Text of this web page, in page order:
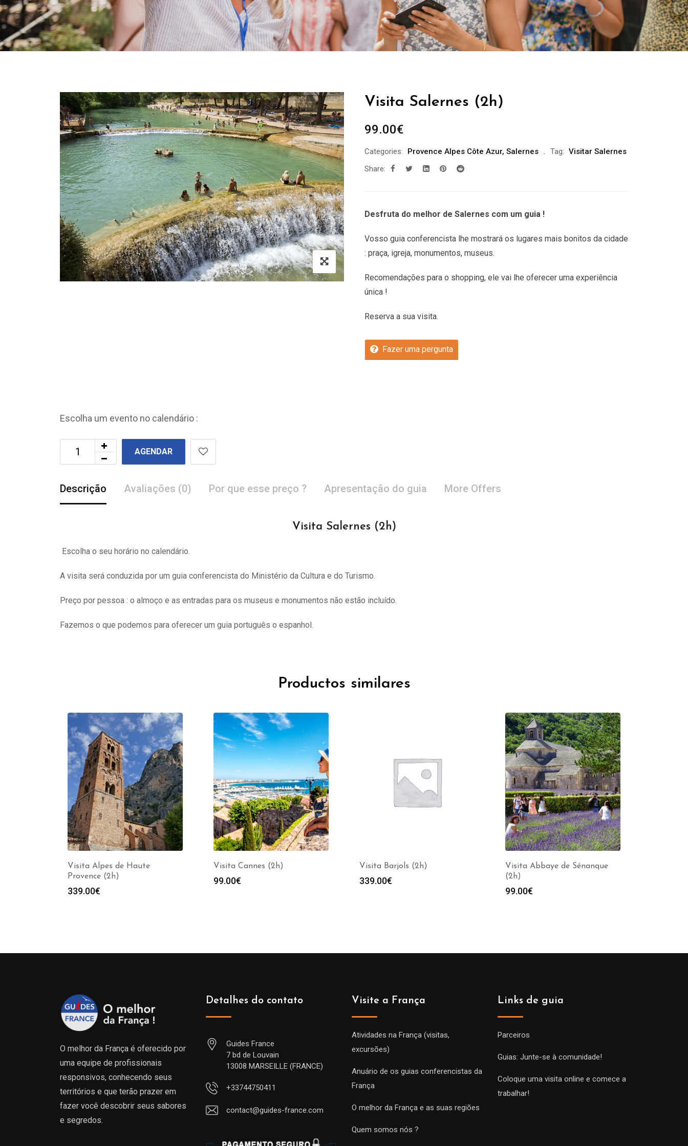
Visita Salernes (2h)
99.00€
Categories: Provence Alpes Côte Azur, Salernes Tag: Visitar Salernes
Share:
Desfruta do melhor de Salernes com um guia !
Vosso guia conferencista lhe mostrará os lugares mais bonitos da cidade
: praça, igreja, monumentos, museus.
Recomendações para o shopping, ele vai lhe oferecer uma experiência
única !
Reserva a sua visita.
Fazer uma pergunta
Escolha um evento no calendário :
AGENDAR
Descrição Avaliações (0) Por que esse preço ? Apresentação do guia More Offers
Visita Salernes (2h)
Escolha o seu horário no calendário.
A visita será conduzida por um guia conferencista do Ministério da Cultura e do Turismo.
Preço por pessoa : o almoço e as entradas para os museus e monumentos não estão incluído.
Fazemos o que podemos para oferecer um guia português o espanhol.
Productos similares
Visita Alpes de Haute
Provence (2h)
339.00€
Visita Cannes (2h)
99.00€
Visita Barjols (2h)
339.00€
Visita Abbaye de Sénanque
(2h)
99.00€
O melhor da França é oferecido por
uma equipe de profissionais
responsivos, conhecendo seus
territórios e que terão prazer em
fazer você descobrir seus sabores
e segredos.
Detalhes do contato
Guides France
7 bd de Louvain
13008 MARSEILLE (FRANCE)
+33744750411
contact@guides-france.com
Visite a França
Atividades na França (visitas,
excursões)
Anuário de os guias conferencistas da
França
O melhor da França e as suas regiões
Quem somos nós ?
Links de guia
Parceiros
Guias: Junte-se à comunidade!
Coloque uma visita online e comece a
trabalhar!